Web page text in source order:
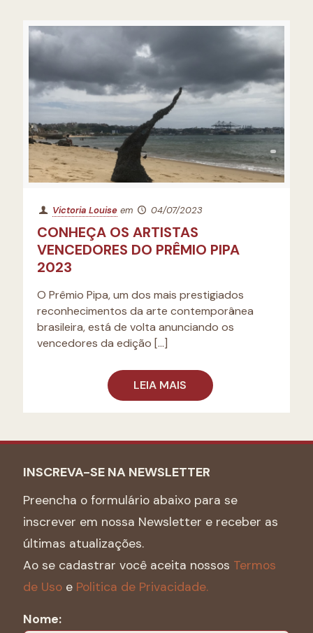
Victoria Louise em 04/07/2023
CONHEÇA OS ARTISTAS
VENCEDORES DO PRÊMIO PIPA
2023
O Prêmio Pipa, um dos mais prestigiados
reconhecimentos da arte contemporânea
brasileira, está de volta anunciando os
vencedores da edição […]
LEIA MAIS
INSCREVA-SE NA NEWSLETTER
Preencha o formulário abaixo para se
inscrever em nossa Newsletter e receber as
últimas atualizações.
Ao se cadastrar você aceita nossos Termos
de Uso e Politica de Privacidade.
Nome: